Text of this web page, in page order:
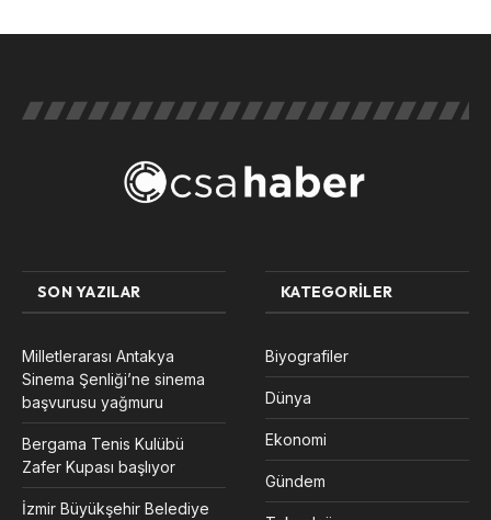
SON YAZILAR
Milletlerarası Antakya
Sinema Şenliği’ne sinema
başvurusu yağmuru
Bergama Tenis Kulübü
Zafer Kupası başlıyor
İzmir Büyükşehir Belediye
KATEGORILER
Biyografiler
Dünya
Ekonomi
Gündem